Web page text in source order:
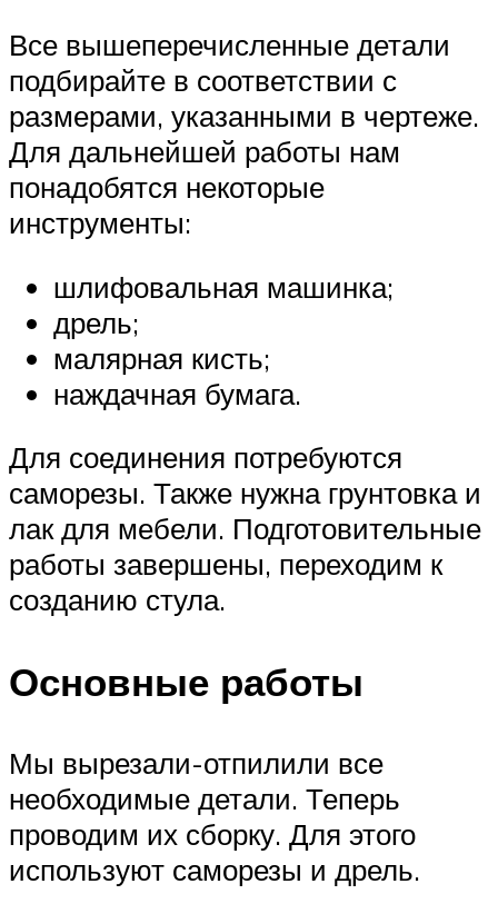
Все вышеперечисленные детали
подбирайте в соответствии с
размерами, указанными в чертеже.
Для дальнейшей работы нам
понадобятся некоторые
инструменты:
шлифовальная машинка;
дрель;
малярная кисть;
наждачная бумага.
Для соединения потребуются
саморезы. Также нужна грунтовка и
лак для мебели. Подготовительные
работы завершены, переходим к
созданию стула.
Основные работы
Мы вырезали-отпилили все
необходимые детали. Теперь
проводим их сборку. Для этого
используют саморезы и дрель.